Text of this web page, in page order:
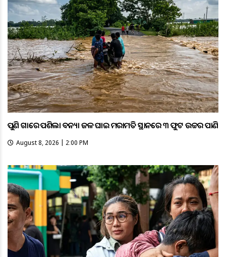
ପୁଣି ଗାଁରେ ପଶିଲା ବନ୍ୟା ଜଳ ଘାଇ ମରାମତି ସ୍ଥାନରେ ୩ ଫୁଟ ଉଚ୍ଚର ପାଣି
August 8, 2026 | 2:00 PM